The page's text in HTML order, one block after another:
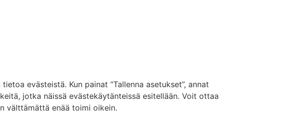
evästeistä. Kun painat “Tallenna asetukset”, annat
jotka näissä evästekäytänteissä esitellään. Voit ottaa
välttämättä enää toimi oikein.